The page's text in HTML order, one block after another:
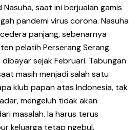
saat ini berjualan gamis
pandemi virus corona. Nasuha
panjang, sebenarnya
pelatih Perserang Serang.
dibayar sejak Februari. Tabungan
masih menjadi salah satu
klub papan atas Indonesia, tak
mengeluh tidak akan
masalah. Ia harus terus
keluarga tetap ngebul.